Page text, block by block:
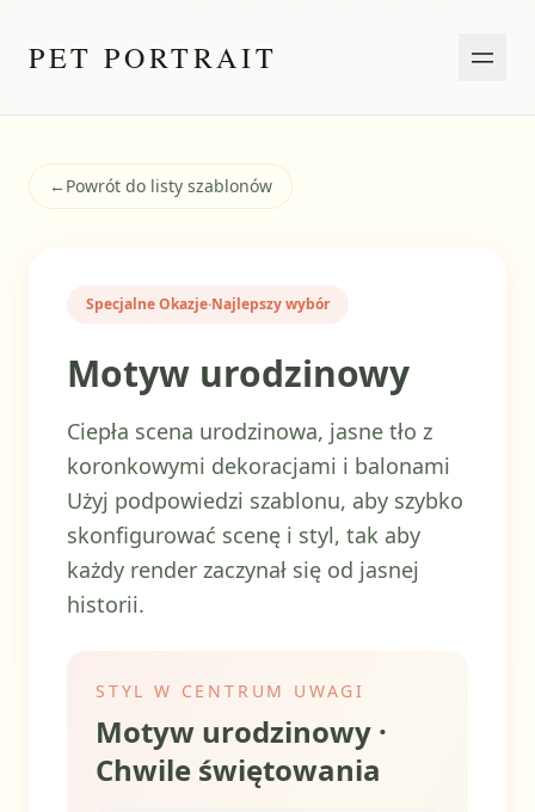
PET PORTRAIT
←Powrót do listy szablonów
Specjalne Okazje·Najlepszy wybór
Motyw urodzinowy
Ciepła scena urodzinowa, jasne tło z
koronkowymi dekoracjami i balonami
Użyj podpowiedzi szablonu, aby szybko
skonfigurować scenę i styl, tak aby
każdy render zaczynał się od jasnej
historii.
STYL W CENTRUM UWAGI
Motyw urodzinowy ·
Chwile świętowania